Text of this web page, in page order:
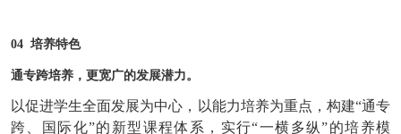
04 培养特色
通专跨培养，更宽广的发展潜力。
以促进学生全面发展为中心，以能力培养为重点，构建“通专
跨、国际化”的新型课程体系，实行“一横多纵”的培养模